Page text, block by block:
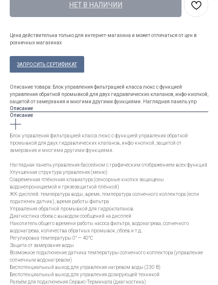
НЕТ В НАЛИЧИИ
Цена действительна только для интернет-магазина и может отличаться от цен в
розничных магазинах
ЗАПРОСИТЬ СЕРТИФИКАТ
Описание товара: Блок управления фильтрацией класса люкс с функцией
управления обратной промывкой для двух гидравлических клапанов, инфо-кнопкой,
защитой от замерзания и многими другими функциями. Наглядная панель упр
Описание
Описание
Блок управления фильтрацией класса люкс с функцией управления обратной
промывкой для двух гидравлических клапанов, инфо-кнопкой, защитой от
замерзания и многими другими функциями.
Наглядная панель управления бассейном с графическим отображением всех функций.
Улучшенная структура управления (меню)
Современная плёночная клавиатура (сенсорные кнопки защищены
водонепроницаемой и грязезащитной плёнкой)
ЖК-дисплей: температура воды, время, температура солнечного коллектора (если
подключен датчик), время работы фильтра
Управления обратной промывкой для гидроклапанов
Диагностика сбоев с выводом сообщений на дисплей
Накопитель общего времени работы насоса фильтра, водонагрева, солнечного
водонагрева, количества обратных промывок, сбоев и т.д.
Регулировка температуры 0° — 40°C
Защита от замерзания воды
Возможное подключение датчика температуры солнечного коллектора (управление
солнечным водонагревом)
Беспотенциальный выход для управления нагревом воды (230 В)
Беспотенциальный выход для управления дозирующей техникой
Разъём для подключения Сервис-Терминала (диагностика)